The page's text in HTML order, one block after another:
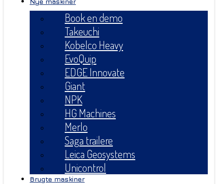
Book en demo
Takeuchi
Kobelco Heavy
EvoQuip
EDGE Innovate
Giant
NPK
HG Machines
Merlo
Saga trailere
Leica Geosystems
Unicontrol
Brugte maskiner